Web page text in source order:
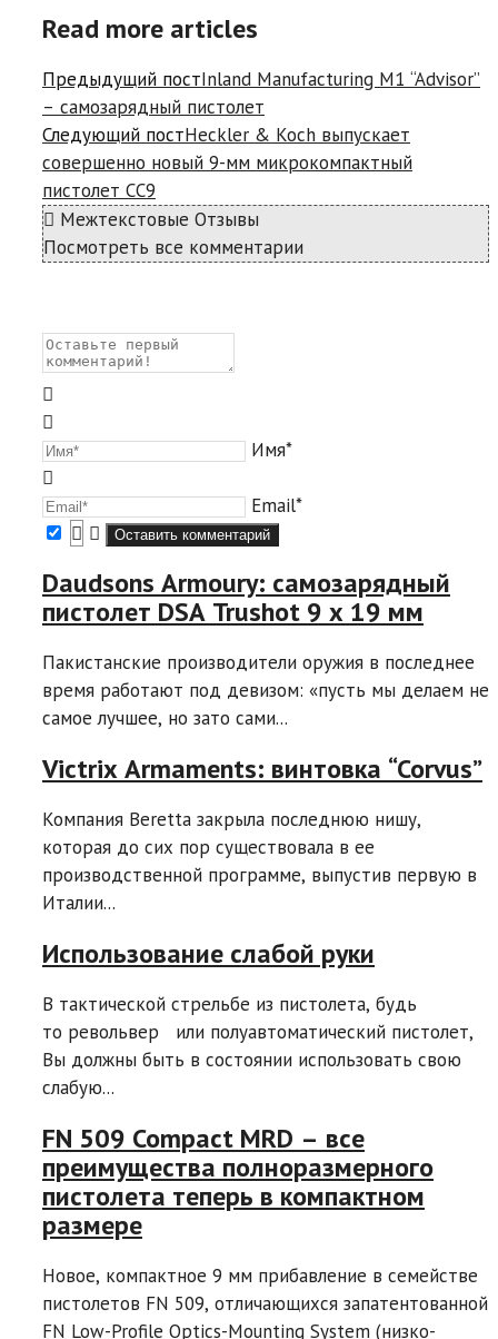
Read more articles
Предыдущий постInland Manufacturing M1 “Advisor”
– самозарядный пистолет
Следующий постHeckler & Koch выпускает
совершенно новый 9-мм микрокомпактный
пистолет CC9
Межтекстовые Отзывы
Посмотреть все комментарии
Имя*
Email*
Daudsons Armoury: самозарядный
пистолет DSA Trushot 9 х 19 мм
Пакистанские производители оружия в последнее
время работают под девизом: «пусть мы делаем не
самое лучшее, но зато сами...
Victrix Armaments: винтовка “Corvus”
Компания Beretta закрыла последнюю нишу,
которая до сих пор существовала в ее
производственной программе, выпустив первую в
Италии...
Использование слабой руки
В тактической стрельбе из пистолета, будь
то револьвер или полуавтоматический пистолет,
Вы должны быть в состоянии использовать свою
слабую...
FN 509 Compact MRD – все
преимущества полноразмерного
пистолета теперь в компактном
размере
Новое, компактное 9 мм прибавление в семействе
пистолетов FN 509, отличающихся запатентованной
FN Low-Profile Optics-Mounting System (низко-